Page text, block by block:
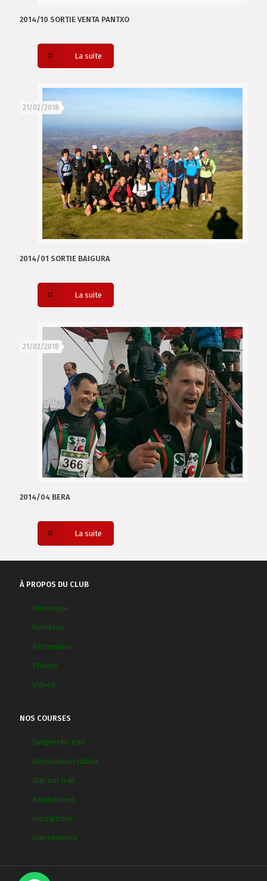
2014/10 SORTIE VENTA PANTXO
La suite
21/02/2018
2014/01 SORTIE BAIGURA
La suite
21/02/2018
2014/04 BERA
La suite
À PROPOS DU CLUB
Historique
Membres
Partenaires
Photos
Vidéos
NOS COURSES
Senpereko trail
Gotorlekuen itzulia
Ibar run trail
Randonnées
Inscriptions
Classements